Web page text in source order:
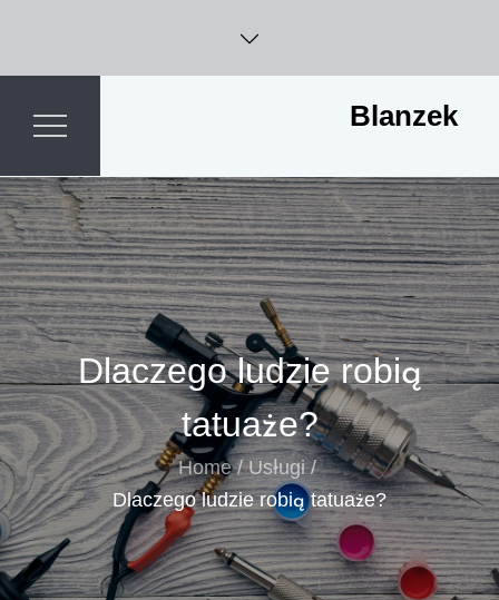
content
Blanzek
Dlaczego ludzie robią
tatuaże?
Home
Usługi
Dlaczego ludzie robią tatuaże?